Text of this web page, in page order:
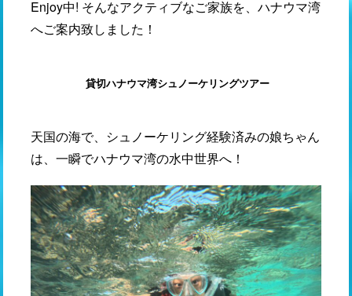
Enjoy中! そんなアクティブなご家族を、ハナウマ湾
へご案内致しました！
貸切ハナウマ湾シュノーケリングツアー
天国の海で、シュノーケリング経験済みの娘ちゃん
は、一瞬でハナウマ湾の水中世界へ！